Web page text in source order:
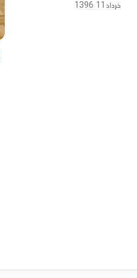
خرداد 11, 1396